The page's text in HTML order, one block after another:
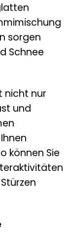
sorgen
Schnee
nicht nur
und
können Sie